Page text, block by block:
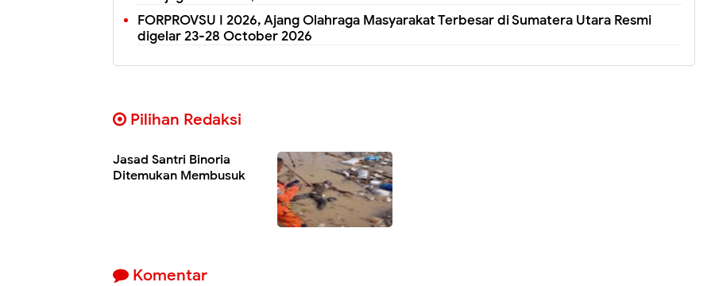
FORPROVSU I 2026, Ajang Olahraga Masyarakat Terbesar di Sumatera Utara Resmi
digelar 23-28 October 2026
Pilihan Redaksi
Jasad Santri Binoria
Ditemukan Membusuk
Komentar